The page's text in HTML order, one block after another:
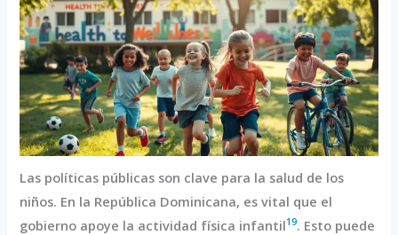
Las políticas públicas son clave para la salud de los
niños. En la República Dominicana, es vital que el
gobierno apoye la actividad física infantil19. Esto puede